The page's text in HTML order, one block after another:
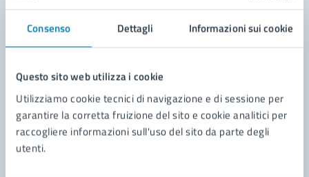
Consenso Dettagli Informazioni sui cookie
Questo sito web utilizza i cookie
Utilizziamo cookie tecnici di navigazione e di sessione per
garantire la corretta fruizione del sito e cookie analitici per
raccogliere informazioni sull'uso del sito da parte degli
utenti.
Leggi le domande frequenti
Richiedi assistenza
Prenota appuntamento
Problemi in città